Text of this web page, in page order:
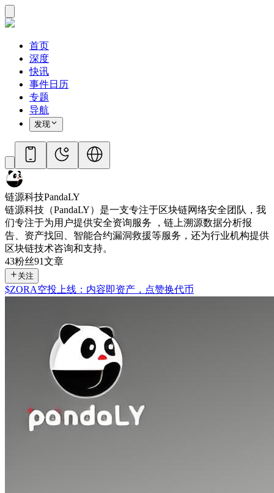
首页
深度
快讯
事件日历
专题
导航
发现
链源科技PandaLY
链源科技（PandaLY）是一支专注于区块链网络安全团队，我
们专注于为用户提供安全资询服务 ，链上溯源数据分析报
告、资产找回、智能合约漏洞救援等服务，还为行业机构提供
区块链技术咨询和支持。
43粉丝91文章
关注
$ZORA空投上线：内容即资产，点赞换代币